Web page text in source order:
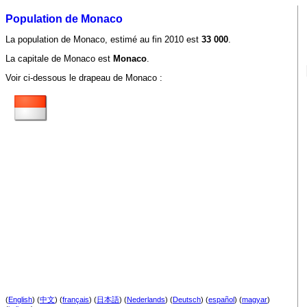
Population de Monaco
La population de Monaco, estimé au fin 2010 est 33 000
La capitale de Monaco est Monaco
Voir ci-dessous le drapeau de Monaco :
(English) (中文) (français) (日本語) (Nederlands) (Deutsch) (español) (magyar)